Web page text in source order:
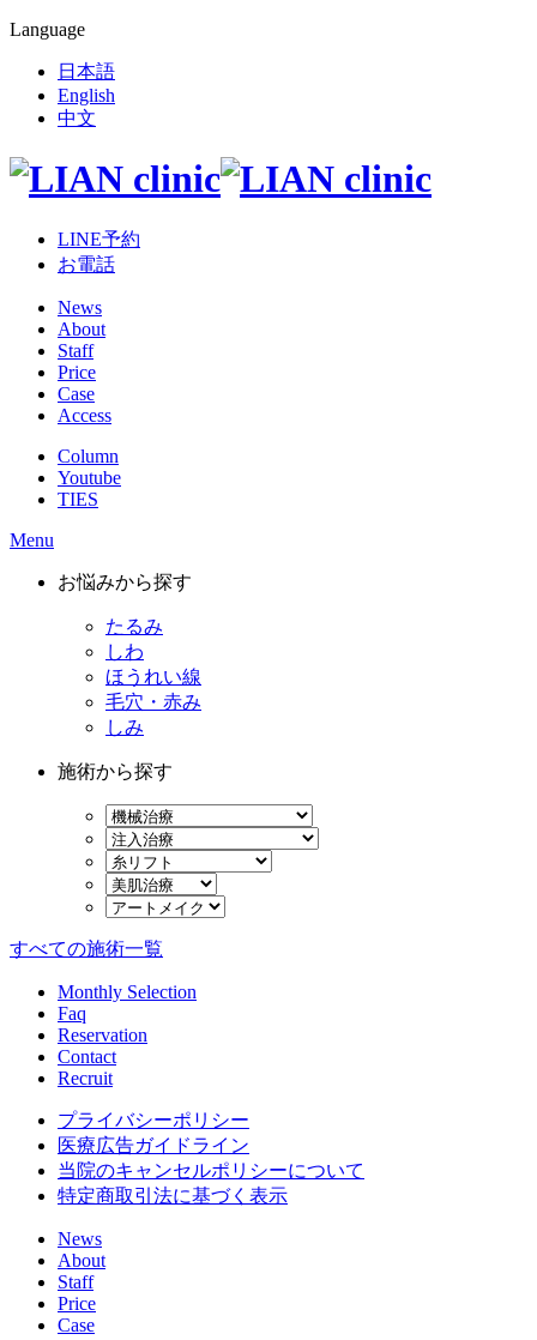
Language
日本語
English
中文
LINE予約
お電話
News
About
Staff
Price
Case
Access
Column
Youtube
TIES
Menu
お悩みから探す
たるみ
しわ
ほうれい線
毛穴・赤み
しみ
施術から探す
すべての施術一覧
Monthly Selection
Faq
Reservation
Contact
Recruit
プライバシーポリシー
医療広告ガイドライン
当院のキャンセルポリシーについて
特定商取引法に基づく表示
News
About
Staff
Price
Case